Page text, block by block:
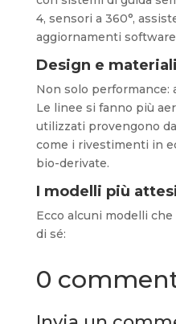
4, sensori a 360°,
aggiornamenti
Design e
Non solo performance:
Le linee si fanno più
utilizzati provengono
come i rivestimenti in
bio-derivate.
I modelli più
Ecco alcuni modelli
di sé:
0